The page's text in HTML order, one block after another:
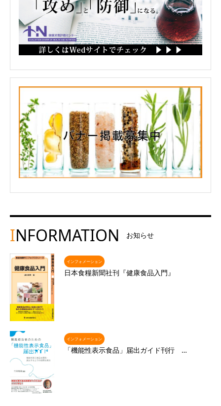
INFORMATION お知らせ
インフォメーション
日本食糧新聞社刊『健康食品入門』
インフォメーション
「機能性表示食品」届出ガイド刊行 …